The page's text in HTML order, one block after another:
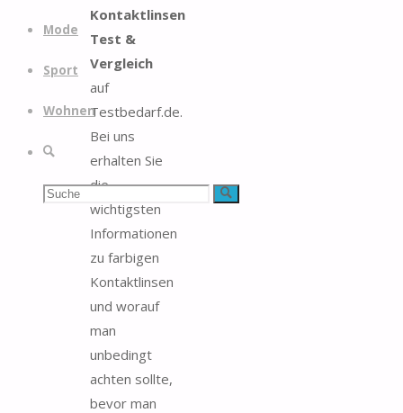
Mode
Sport
Wohnen
Suchen Suche
Kontaktlinsen
Test &
Vergleich
auf
Testbedarf.de.
Bei uns
erhalten Sie
die
wichtigsten
Informationen
zu farbigen
Kontaktlinsen
und worauf
man
unbedingt
achten sollte,
bevor man